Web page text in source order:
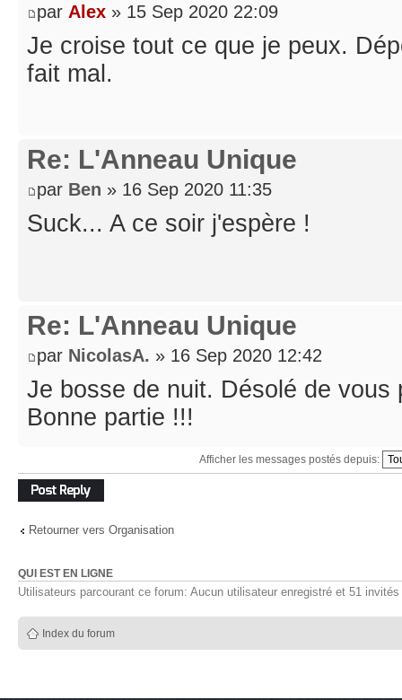
par Alex » 15 Sep 2020 22:09
Je croise tout ce que je peux.
fait mal.
Re: L'Anneau Unique
par Ben » 16 Sep 2020 11:35
Suck... A ce soir j'espère !
Re: L'Anneau Unique
par NicolasA. » 16 Sep 2020 12:42
Je bosse de nuit. Désolé de vous
Bonne partie !!!
Afficher les messages postés depuis:
Répondre
Retourner vers Organisation
QUI EST EN LIGNE
Utilisateurs parcourant ce forum: Aucun utilisateur enregistré et 51 invités
Index du forum